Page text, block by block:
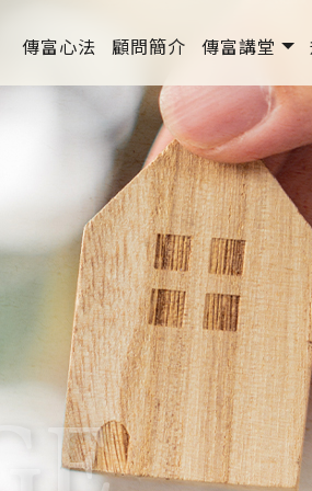
傳富心法 顧問簡介 傳富講堂